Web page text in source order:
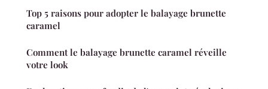
Top 5 raisons pour adopter le balayage brunette
caramel
Comment le balayage brunette caramel réveille
votre look